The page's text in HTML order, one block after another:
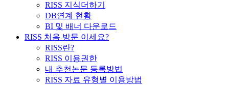
RISS 지식더하기
DB연계 현황
BI 및 배너 다운로드
RISS 처음 방문 이세요?
RISS란?
RISS 이용권한
내 추천논문 등록방법
RISS 자료 유형별 이용방법